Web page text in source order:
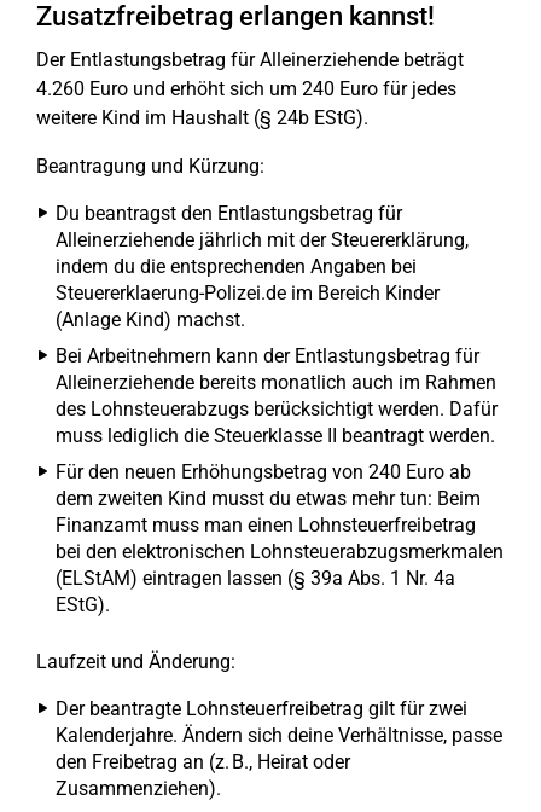
Zusatzfreibetrag erlangen kannst!
Der Entlastungsbetrag für Alleinerziehende beträgt
4.260 Euro und erhöht sich um 240 Euro für jedes
weitere Kind im Haushalt (§ 24b EStG).
Beantragung und Kürzung:
Du beantragst den Entlastungsbetrag für
Alleinerziehende jährlich mit der Steuererklärung,
indem du die entsprechenden Angaben bei
Steuererklaerung-Polizei.de im Bereich Kinder
(Anlage Kind) machst.
Bei Arbeitnehmern kann der Entlastungsbetrag für
Alleinerziehende bereits monatlich auch im Rahmen
des Lohnsteuerabzugs berücksichtigt werden. Dafür
muss lediglich die Steuerklasse II beantragt werden.
Für den neuen Erhöhungsbetrag von 240 Euro ab
dem zweiten Kind musst du etwas mehr tun: Beim
Finanzamt muss man einen Lohnsteuerfreibetrag
bei den elektronischen Lohnsteuerabzugsmerkmalen
(ELStAM) eintragen lassen (§ 39a Abs. 1 Nr. 4a
EStG).
Laufzeit und Änderung:
Der beantragte Lohnsteuerfreibetrag gilt für zwei
Kalenderjahre. Ändern sich deine Verhältnisse, passe
den Freibetrag an (z. B., Heirat oder
Zusammenziehen).